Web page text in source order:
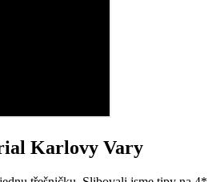
Karlovy Vary